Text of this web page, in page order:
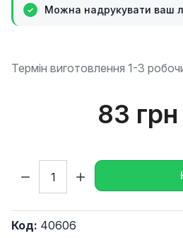
Можна надрукувати ваш
Термін виготовлення 1-3
83 грн
Код: 40606